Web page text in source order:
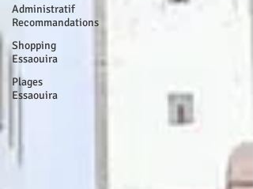
Administratif
Recommandations
Shopping
Essaouira
Plages
Essaouira